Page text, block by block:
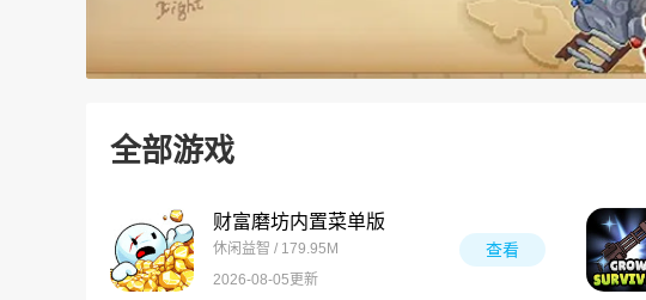
全部游戏
财富磨坊内置菜单版
休闲益智 / 179.95M
2026-08-05更新
查看